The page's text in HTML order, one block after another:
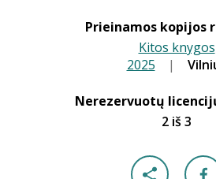
Prieinamos kopijos
Kitos knygos
2025 |
Nerezervuotų
2 iš 3